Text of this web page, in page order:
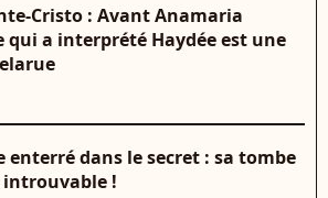
Cristo : Avant Anamaria
qui a interprété Haydée est une
enterré dans le secret : sa tombe
!